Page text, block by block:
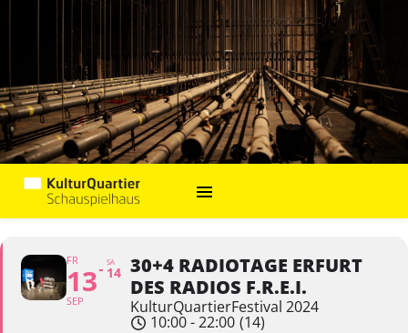
FR
13
SEP
SA
14 30+4 RADIOTAGE ERFURT
DES RADIOS F.R.E.I.
KulturQuartierFestival 2024
10:00 - 22:00 (14)